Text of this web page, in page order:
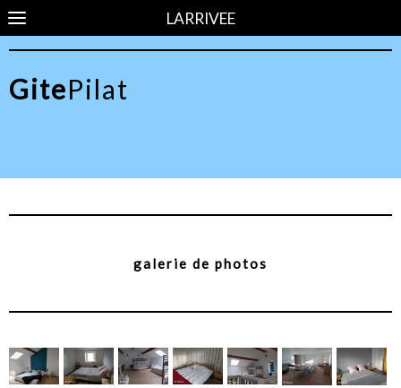
LARRIVEE
GitePilat
galerie de photos